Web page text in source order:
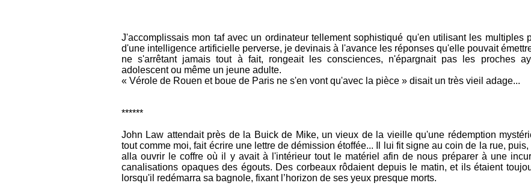
J'accomplissais mon taf avec un ordinateur tellement sophistiqué qu'en utilisant les multiples
d'une intelligence artificielle perverse, je devinais à l'avance les réponses qu'elle pouvait
ne s'arrêtant jamais tout à fait, rongeait les consciences, n'épargnait pas les proches
adolescent ou même un jeune adulte.
« Vérole de Rouen et boue de Paris ne s'en vont qu'avec la pièce » disait un très vieil adage...
******
John Law attendait près de la Buick de Mike, un vieux de la vieille qu'une rédemption
tout comme moi, fait écrire une lettre de démission étoffée... Il lui fit signe au coin de la rue, puis,
alla ouvrir le coffre où il y avait à l'intérieur tout le matériel afin de nous préparer à une
canalisations opaques des égouts. Des corbeaux rôdaient depuis le matin, et ils étaient
lorsqu'il redémarra sa bagnole, fixant l’horizon de ses yeux presque morts.